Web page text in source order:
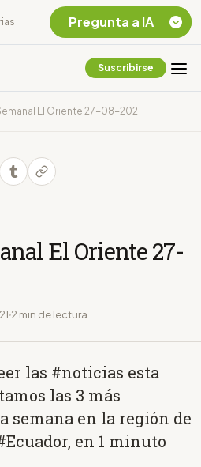
Suscribirse
El Oriente 27-08-2021
El Oriente 27-
2 min de lectura
las #noticias esta
las 3 más
semana en la región de
en 1 minuto
Pregunta a IA
Chevron Ecuador